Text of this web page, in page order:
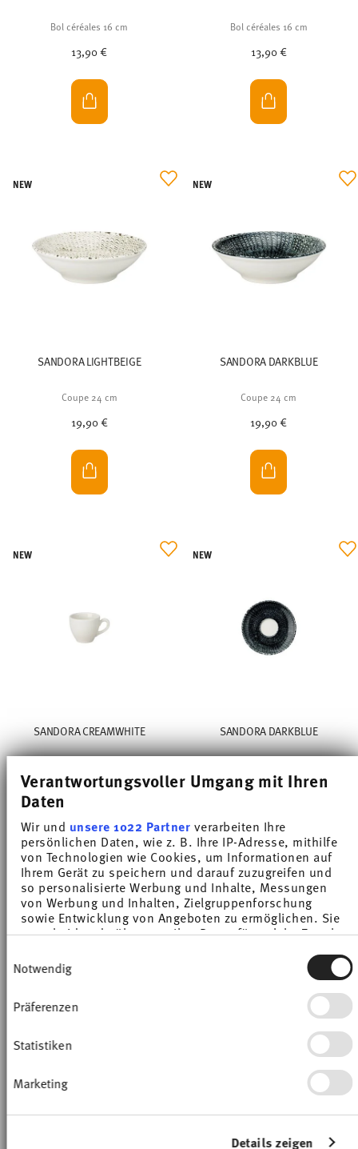
Verantwortungsvoller Umgang mit Ihren
Daten
Wir und unsere 1022 Partnerverarbeiten Ihre
persönlichen Daten, wie z. B. Ihre IP-Adresse, mithilfe
von Technologien wie Cookies, um Informationen auf
Ihrem Gerät zu speichern und darauf zuzugreifen und
so personalisierte Werbung und Inhalte, Messungen
von Werbung und Inhalten, Zielgruppenforschung
sowie Entwicklung von Angeboten zu ermöglichen. Sie
entscheiden darüber, wer Ihre Daten für welche Zwecke
Cookie-Erklärung oder durch Klicken auf das Privacy
Trigger Symbol ändern oder widerrufen
Wenn Sie es erlauben, würden wir auch gerne:
erfassen, welche bis auf einige Meter genau sein
bestimmten Merkmalen (Fingerprinting)
Erfahren Sie mehr darüber, wie Ihre persönlichen Daten
verarbeitet werden, und legen Sie Ihre Präferenzen im
Notwendig
Präferenzen
Statistiken
Marketing
Details zeigen
Bol céréales 16 cm
13,90 €
Bol céréales 16 cm
13,90 €
SANDORA LIGHTBEIGE
Coupe 24 cm
19,90 €
NEW
SANDORA DARKBLUE
Coupe 24 cm
19,90 €
NEW
SANDORA CREAMWHITE
9,90 €
NEW
SANDORA DARKBLUE
8,00 €
NEW
NEW
Tasse Kombi seule
NEW